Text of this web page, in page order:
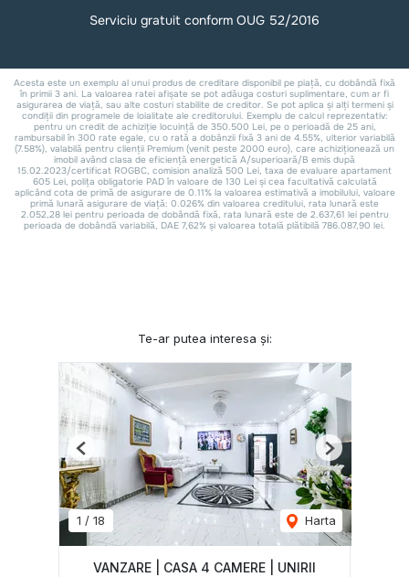
Te-ar putea interesa și:
1 / 18 Harta
Previous Next
VANZARE | CASA 4 CAMERE | UNIRII